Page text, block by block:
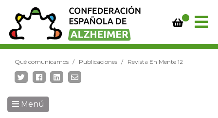
Qué comunicamos Publicaciones Revista En Mente 12
Menú